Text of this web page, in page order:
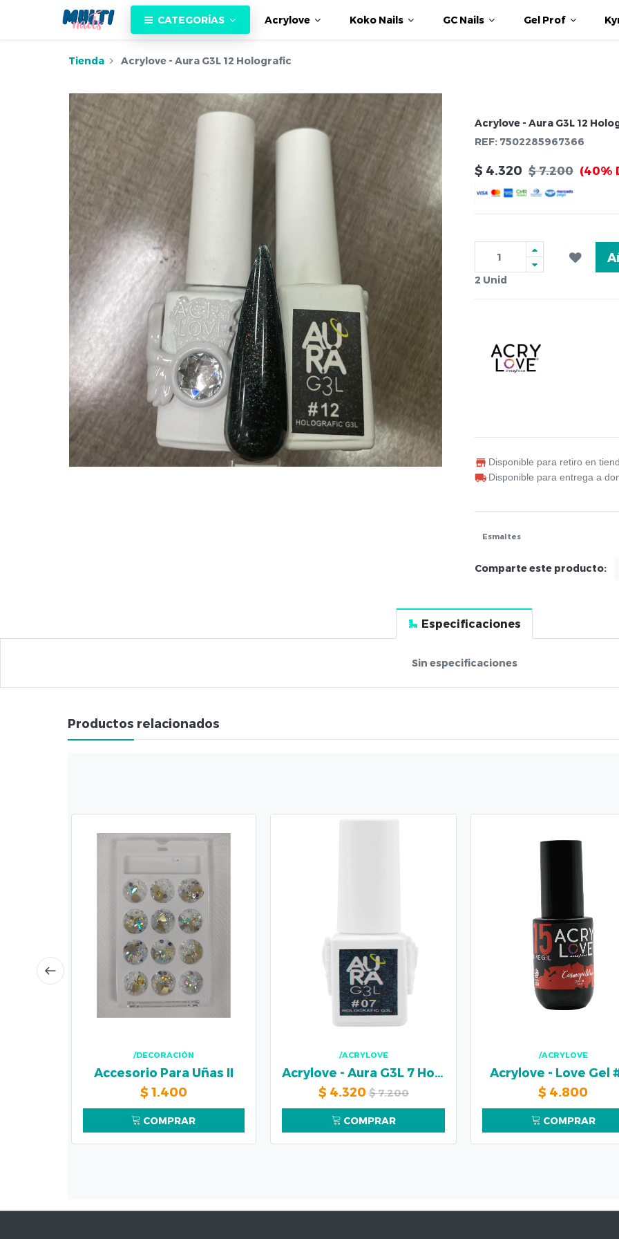
CATEGORÍAS Acrylove Koko Nails GC Nails Gel Prof
Tienda Acrylove - Aura G3L 12 Holografic
Acrylove - Aura G3L 12
REF: 7502285967366
$ 4.320 $7.200 (40%
2 Unid
Disponible para retiro en
Disponible para entrega a
Esmaltes
Comparte este producto:
Especificaciones
Sin especificaciones
Productos relacionados
/DECORACIÓN
Accesorio Para Uñas II
$ 1.400
COMPRAR
/ACRYLOVE
Acrylove - Aura G3L 7 Holografic
$ 4.320 $7.200
COMPRAR
/ACRYLOVE
Acrylove - Love Gel
$ 4.800
COMPRAR